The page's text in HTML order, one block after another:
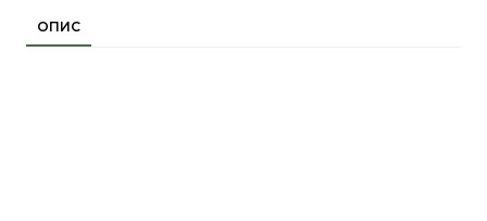
ОПИС